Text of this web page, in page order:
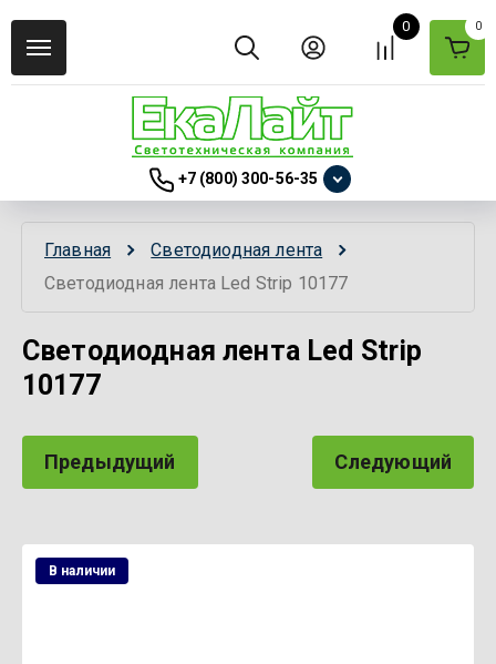
0
0
+7 (800) 300-56-35
Главная
Светодиодная лента
Светодиодная лента Led Strip 10177
Светодиодная лента Led Strip
10177
Предыдущий Следующий
В наличии